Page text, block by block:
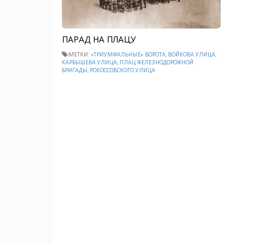
ПАРАД НА ПЛАЦУ
МЕТКИ: «ТРИУМФАЛЬНЫЕ» ВОРОТА, ВОЙКОВА УЛИЦА,
КАРБЫШЕВА УЛИЦА, ПЛАЦ ЖЕЛЕЗНОДОРОЖНОЙ
БРИГАДЫ, РОКОССОВСКОГО УЛИЦА